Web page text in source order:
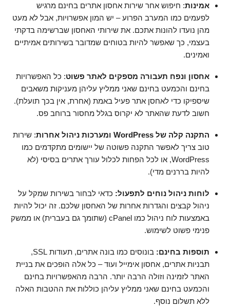
אמינות: חיפוש אחר שירות אחסון אתרים בחינם מרגיש
לפעמים כמו המערב הפרוע – יש המון אפשרויות, אבל לא מעט
מהן נועדו להונות אתכם. את שירותי האחסון שברשימה בדקתי
בעצמי, כך שאפשר להיות בטוחים שמדובר בשירותים אמיתיים
ואמינים.
אחסון ונפח תעבורה מספקים לאתר פשוט: כל האפשרויות
בחינם והכמעט בחינם שאני ממליץ עליהן מעניקות משאבים
שיספיקו כדי לאחסן אתר פעיל באמת (אחרת, אין בכך תועלת).
חשוב לדעת שהאתר לא יקרוס בגלל מחסור ברוחב פס.
התקנה קלה של WordPress ומערכות ניהול אחרות
: שירות
טוב צריך לאפשר התקנה פשוטה של יישומים מתקדמים כמו
WordPress, או לכל הפחות לכלול עורך אתרים בסיסי (לא
להיות בררנים מדי).
לוחות ניהול נוחים לתפעול: כדאי לבחור בשירות שמקל על
ניהול קבצים והגדרות אחרות של האחסון שלכם. זה יכול להיות
באמצעות לוח ניהול כמו cPanel (שתומך גם בעברית) או ממשק
פנימי פשוט לשימוש.
תוספות בחינם:
בונוסים כמו בונה אתרים, תעודות SSL,
תבניות אתרים, אחסון אימייל ועוד – כל אלה הופכים את בניית
האתר לזמינה וזולה הרבה יותר. הרבה מהאפשרויות בחינם
והכמעט בחינם שאני ממליץ עליהן כוללות את ההטבות האלה
ללא תשלום נוסף.